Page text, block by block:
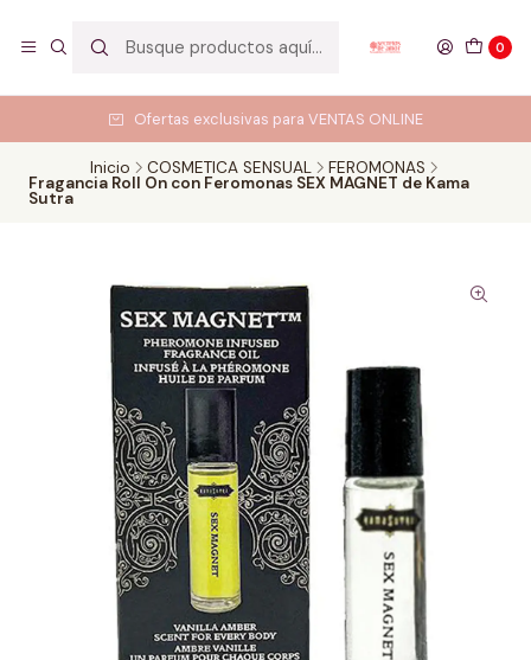
0
Ofertas exclusivas para VENTAS ONLINE
Inicio COSMETICA SENSUAL FEROMONAS
Fragancia Roll On con Feromonas SEX MAGNET de Kama
Sutra